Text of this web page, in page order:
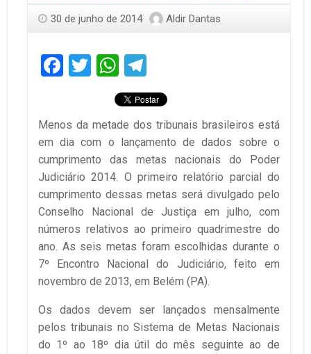
30 de junho de 2014 Aldir Dantas
Facebook
TwitterWhatsApp
Menos da metade dos tribunais brasileiros está
em dia com o lançamento de dados sobre o
cumprimento das metas nacionais do Poder
Judiciário 2014. O primeiro relatório parcial do
cumprimento dessas metas será divulgado pelo
Conselho Nacional de Justiça em julho, com
números relativos ao primeiro quadrimestre do
ano. As seis metas foram escolhidas durante o
7º Encontro Nacional do Judiciário, feito em
novembro de 2013, em Belém (PA).
Os dados devem ser lançados mensalmente
pelos tribunais no Sistema de Metas Nacionais
do 1º ao 18º dia útil do mês seguinte ao de